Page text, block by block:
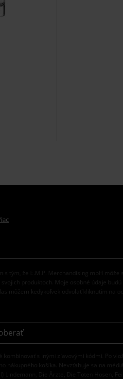
tým, že E.M.P. Merchandising mbH môže
produktoch. Moje osobné údaje budú
môžem kedykoľvek odvolať kliknutím na
s inými zľavovými kódmi. Po
nákupného košíka. Nevzťahuje sa na
Lindemann, Die Ärzte, Die Toten Hosen,